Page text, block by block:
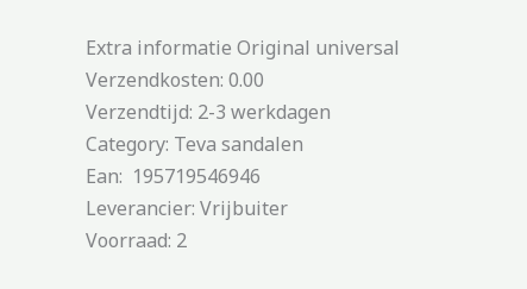
Extra informatie Original universal
Verzendkosten: 0.00
Verzendtijd: 2-3 werkdagen
Category: Teva sandalen
Ean: 195719546946
Leverancier: Vrijbuiter
Voorraad: 2